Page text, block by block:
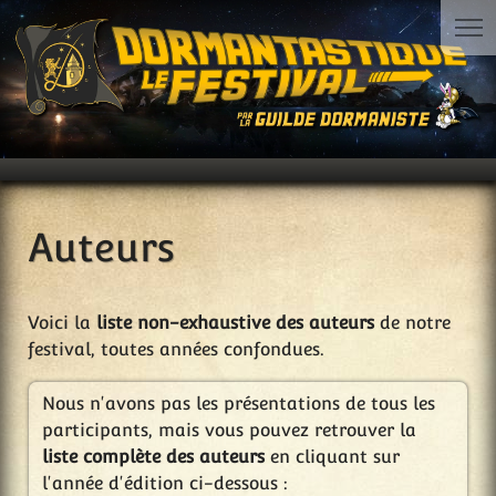
Auteurs
Voici la liste non-exhaustive des auteursde notre
festival, toutes années confondues.
Nous n'avons pas les présentations de tous les
participants, mais vous pouvez retrouver la
liste complète des auteursen cliquant sur
l'année d'édition ci-dessous :